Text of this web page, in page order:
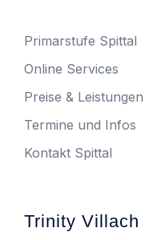
Primarstufe Spittal
Online Services
Preise & Leistungen
Termine und Infos
Kontakt Spittal
Trinity Villach